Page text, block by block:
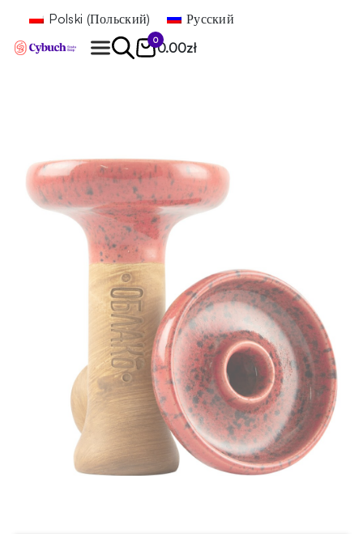
Polski (Польский) Русский
0
0.00zł